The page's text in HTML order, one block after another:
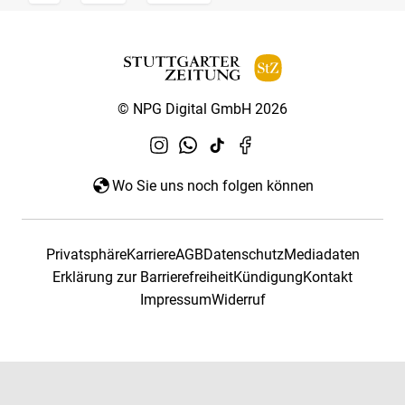
© NPG Digital GmbH 2026
Wo Sie uns noch folgen können
PrivatsphäreKarriereAGBDatenschutzMediadaten
Erklärung zur BarrierefreiheitKündigungKontakt
ImpressumWiderruf